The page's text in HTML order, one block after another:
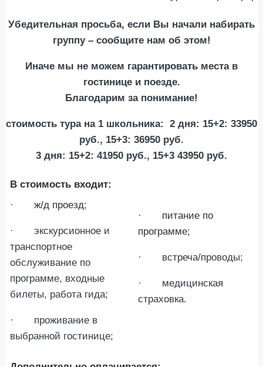
Убедительная просьба, если Вы начали набирать
группу – сообщите нам об этом!
Иначе мы не можем гарантировать места в
гостинице и поезде.
Благодарим за понимание!
стоимость тура на 1 школьника: 2 дня: 15+2: 33950
руб., 15+3: 36950 руб.
3 дня: 15+2: 41950 руб., 15+3 43950 руб.
В стоимость входит:
· ж/д проезд;
· экскурсионное и
транспортное
обслуживание по
программе, входные
билеты, работа гида;
· проживание в
выбранной гостинице;
· питание по
программе;
· встреча/проводы;
· медицинская
страховка.